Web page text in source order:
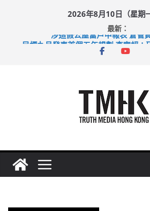
2026年8月10日（星期
最新：
涉造假公屋富戶申報表 倉管